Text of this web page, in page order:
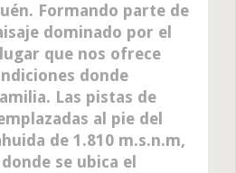
Formando parte de
dominado por el
que nos ofrece
donde
Las pistas de
al pie del
de 1.810 m.s.n.m,
se ubica el